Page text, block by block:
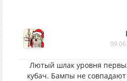
Лютый шлак уровня
кубач. Бампы не совпадают